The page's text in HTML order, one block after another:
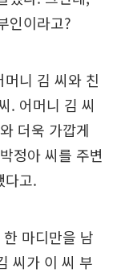
인이라고?
니 김 씨와 친
. 어머니 김 씨
더욱 가깝게
정아 씨를 주변
다고.
한 마디만을 남
씨가 이 씨 부